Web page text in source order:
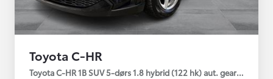
Toyota C-HR
Toyota C-HR 1B SUV 5-dørs 1.8 hybrid (122 hk) aut. gear C-LUB -